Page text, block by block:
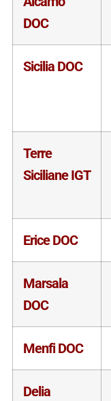
DOC
Sicilia DOC
Terre
Siciliane IGT
Erice DOC
Marsala
DOC
Menfi DOC
Delia